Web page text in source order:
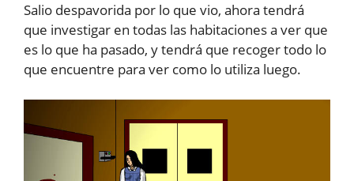
Salio despavorida por lo que vio, ahora tendrá
que investigar en todas las habitaciones a ver que
es lo que ha pasado, y tendrá que recoger todo lo
que encuentre para ver como lo utiliza luego.